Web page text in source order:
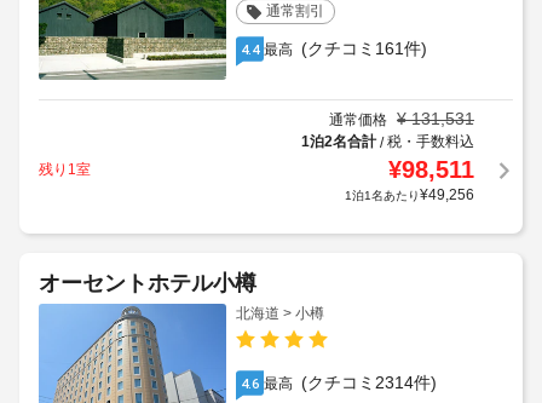
通常割引
4.4 最高 (クチコミ161件)
通常価格 ¥ 131,531
1泊2名合計/税・手数料込
残り1室
¥98,511
1泊1名あたり¥49,256
オーセントホテル小樽
北海道 > 小樽
4.6 最高 (クチコミ2314件)